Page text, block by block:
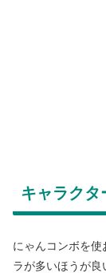
キャラクタ
にゃんコンボを
ラが多いほうが良